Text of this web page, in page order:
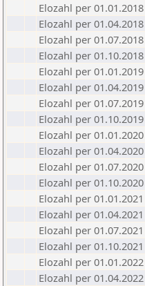
Elozahl per 01.01.2018
Elozahl per 01.04.2018
Elozahl per 01.07.2018
Elozahl per 01.10.2018
Elozahl per 01.01.2019
Elozahl per 01.04.2019
Elozahl per 01.07.2019
Elozahl per 01.10.2019
Elozahl per 01.01.2020
Elozahl per 01.04.2020
Elozahl per 01.07.2020
Elozahl per 01.10.2020
Elozahl per 01.01.2021
Elozahl per 01.04.2021
Elozahl per 01.07.2021
Elozahl per 01.10.2021
Elozahl per 01.01.2022
Elozahl per 01.04.2022